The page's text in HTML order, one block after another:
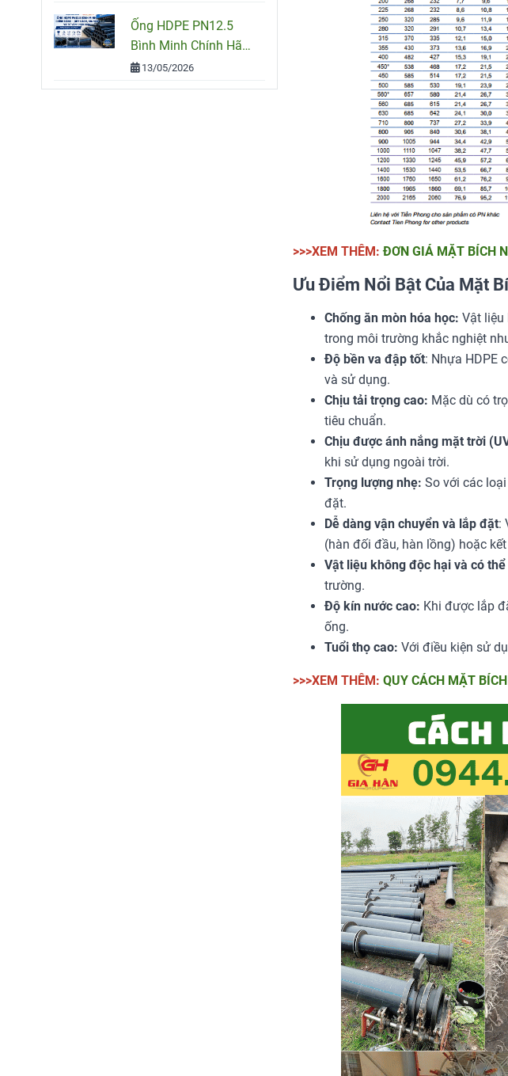
>>>XEM THÊM:ĐƠN GIÁ MẶT BÍCH
Ưu Điểm Nổi Bật Của Mặt
Chống ăn mòn hóa học: Vật liệu
trong môi trường khắc nghiệt
Độ bền va đập tốt: Nhựa HDPE
và sử dụng.
Chịu tải trọng cao: Mặc dù có
tiêu chuẩn.
Chịu được ánh nắng mặt trời
khi sử dụng ngoài trời.
Trọng lượng nhẹ: So với các
đặt.
Dễ dàng vận chuyển và lắp đặt:
(hàn đối đầu, hàn lồng) hoặc
Vật liệu không độc hại và có
trường.
Độ kín nước cao: Khi được lắp
ống.
Tuổi thọ cao: Với điều kiện sử
>>>XEM THÊM: QUY CÁCH MẶT
Ống HDPE PN12.5
Bình Minh Chính Hãng
– Quy Cách, Giá Bán
Và Tư Vấn Chọn Mua
13/05/2026